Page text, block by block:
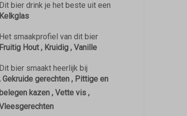
Dit bier drink je het beste uit een
Kelkglas
Het smaakprofiel van dit bier
Fruitig Hout , Kruidig , Vanille
Dit bier smaakt heerlijk bij
Gekruide gerechten , Pittige en
belegen kazen , Vette vis ,